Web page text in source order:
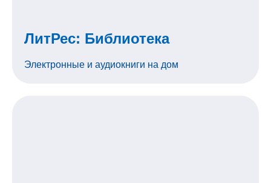
ЛитРес: Библиотека
Электронные и аудиокниги на дом